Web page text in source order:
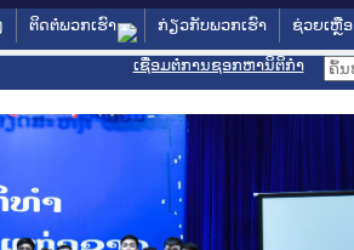
ຕິດຕໍ່ພວກເຮົາ ກ່ຽວກັບພວກເຮົາ ຊ່ວຍເຫຼືອ
ເຊື່ອມຕໍ່ການຊອກຫານິຕິກຳ